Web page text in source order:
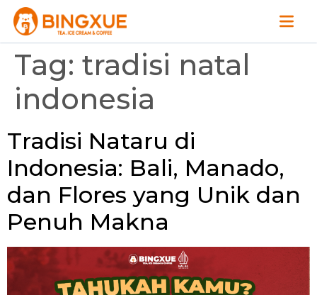
Tag: tradisi natal
indonesia
Tradisi Nataru di
Indonesia: Bali, Manado,
dan Flores yang Unik dan
Penuh Makna